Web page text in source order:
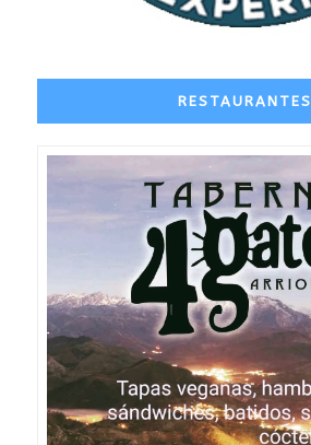
RESTAURANTES